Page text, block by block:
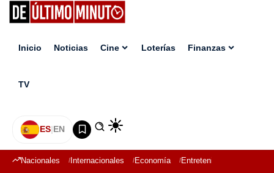
Inicio Noticias Cine Loterías Finanzas
TV
ES|EN
Nacionales Internacionales Economía Entretenimiento